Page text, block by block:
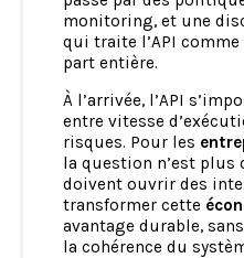
monitoring, et une
qui traite l’API
part entière.
À l’arrivée, l’API
entre vitesse
risques. Pour les
la question n’est plus
doivent ouvrir des
transformer cette
avantage durable,
la cohérence du